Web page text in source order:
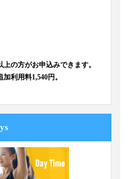
上の方がお申込みできます。
加利用料1,540円。